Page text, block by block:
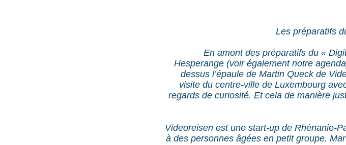
Les préparatifs
En amont des préparatifs du «
Hesperange (voir également notre
dessus l’épaule de Martin Queck de
visite du centre-ville de Luxembourg
regards de curiosité. Et cela de manière
Videoreisen est une start-up de Rhénanie-
à des personnes âgées en petit groupe.